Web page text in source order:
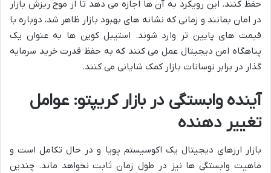
حفظ کنند. این رویکرد به آن ها اجازه می دهد تا از موج ریزش بازار
در امان بمانند و زمانی که نشانه های بهبود بازار ظاهر شد، دوباره با
قیمت های پایین تر وارد شوند. استیبل کوین ها به عنوان یک
پناهگاه امن دیجیتال عمل می کنند که به حفظ قدرت خرید سرمایه
گذار در برابر نوسانات بازار کمک شایانی می کنند.
آینده وابستگی در بازار کریپتو: عوامل
تغییر دهنده
بازار ارزهای دیجیتال یک اکوسیستم پویا و در حال تکامل است و
ماهیت وابستگی ها نیز در طول زمان ثابت نخواهد ماند. چندین